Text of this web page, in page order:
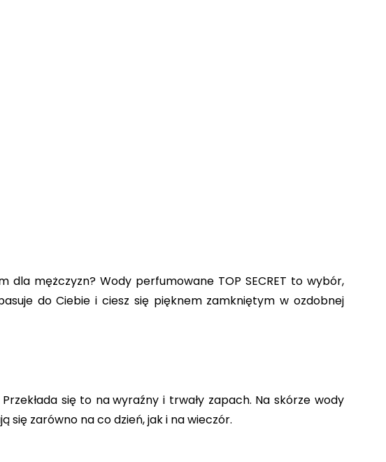
mężczyzn? Wody perfumowane TOP SECRET to wybór,
do Ciebie i ciesz się pięknem zamkniętym w ozdobnej
się to nawyraźny i trwały zapach. Na skórze wody
się zarówno na co dzień, jak i na wieczór.